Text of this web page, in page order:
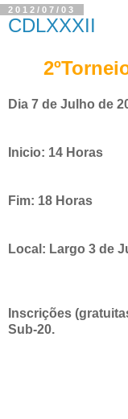
2012/07/03
CDLXXXII
Dia 7 de Julho de
Inicio: 14 Horas
Fim: 18 Horas
Local: Largo 3 de
Inscrições
Sub-20.